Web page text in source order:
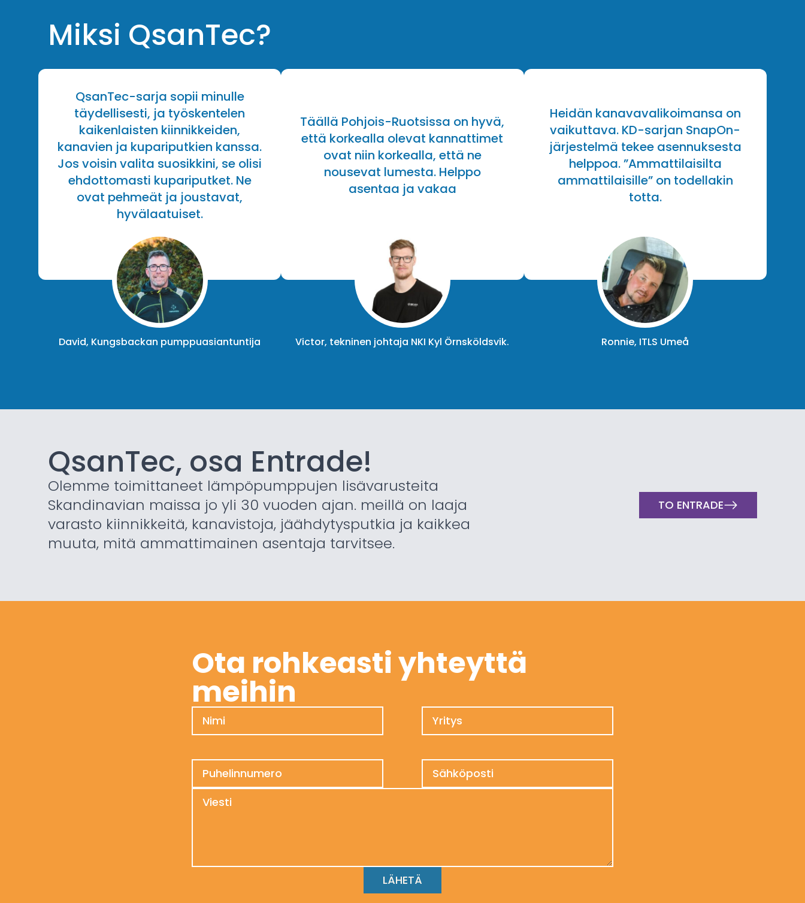
Miksi QsanTec?
QsanTec-sarja sopii minulle
täydellisesti, ja työskentelen
kaikenlaisten kiinnikkeiden,
kanavien ja kupariputkien kanssa.
Jos voisin valita suosikkini, se olisi
ehdottomasti kupariputket. Ne
ovat pehmeät ja joustavat,
hyvälaatuiset.
David, Kungsbackan pumppuasiantuntija
Täällä Pohjois-Ruotsissa on hyvä,
että korkealla olevat kannattimet
ovat niin korkealla, että ne
nousevat lumesta. Helppo
asentaa ja vakaa
Victor, tekninen johtaja NKI Kyl Örnsköldsvik.
Heidän kanavavalikoimansa on
vaikuttava. KD-sarjan SnapOn-
järjestelmä tekee asennuksesta
helppoa. ”Ammattilaisilta
ammattilaisille” on todellakin
totta.
Ronnie, ITLS Umeå
QsanTec, osa Entrade!
Olemme toimittaneet lämpöpumppujen lisävarusteita
Skandinavian maissa jo yli 30 vuoden ajan. meillä on laaja
varasto kiinnikkeitä, kanavistoja, jäähdytysputkia ja kaikkea
muuta, mitä ammattimainen asentaja tarvitsee.
TO ENTRADE
Ota rohkeasti yhteyttä
meihin